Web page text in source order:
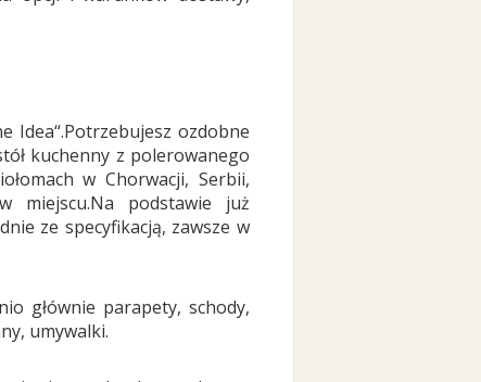
Idea“.Potrzebujesz ozdobne
kuchenny z polerowanego
w Chorwacji, Serbii,
miejscu.Na podstawie już
ze specyfikacją, zawsze w
głównie parapety, schody,
umywalki.